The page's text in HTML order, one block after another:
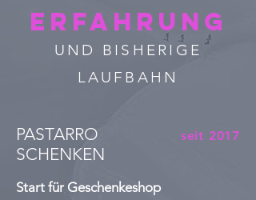
Erfahrung
UND BISHERIGE
LAUFBAHN
PASTARRO
SCHENKEN
seit 2017
Start für Geschenkeshop